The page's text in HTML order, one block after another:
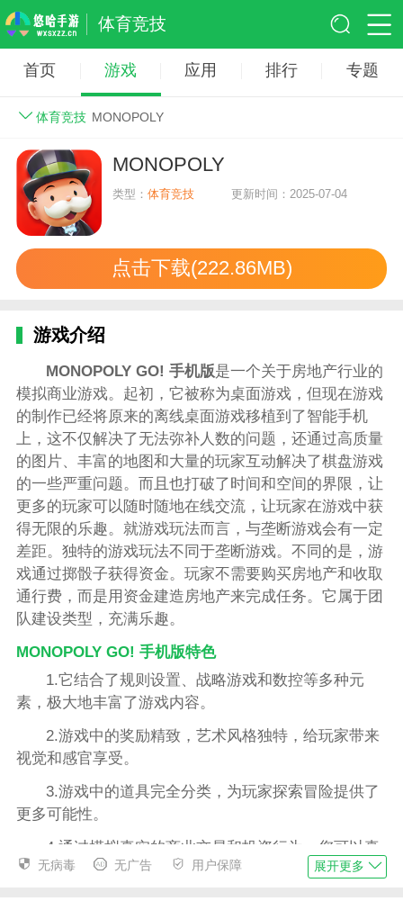
体育竞技
首页 游戏 应用 排行 专题
体育竞技 MONOPOLY
MONOPOLY
类型：体育竞技 更新时间：2025-07-04
点击下载(222.86MB)
游戏介绍
MONOPOLY GO! 手机版是一个关于房地产行业的
模拟商业游戏。起初，它被称为桌面游戏，但现在游戏
的制作已经将原来的离线桌面游戏移植到了智能手机
上，这不仅解决了无法弥补人数的问题，还通过高质量
的图片、丰富的地图和大量的玩家互动解决了棋盘游戏
的一些严重问题。而且也打破了时间和空间的界限，让
更多的玩家可以随时随地在线交流，让玩家在游戏中获
得无限的乐趣。就游戏玩法而言，与垄断游戏会有一定
差距。独特的游戏玩法不同于垄断游戏。不同的是，游
戏通过掷骰子获得资金。玩家不需要购买房地产和收取
通行费，而是用资金建造房地产来完成任务。它属于团
队建设类型，充满乐趣。
MONOPOLY GO! 手机版特色
1.它结合了规则设置、战略游戏和数控等多种元
素，极大地丰富了游戏内容。
2.游戏中的奖励精致，艺术风格独特，给玩家带来
视觉和感官享受。
3.游戏中的道具完全分类，为玩家探索冒险提供了
更多可能性。
4.通过模拟真实的商业交易和投资行为，您可以真
正感受到房地产市场的魅力;
无病毒 无广告 用户保障 展开更多